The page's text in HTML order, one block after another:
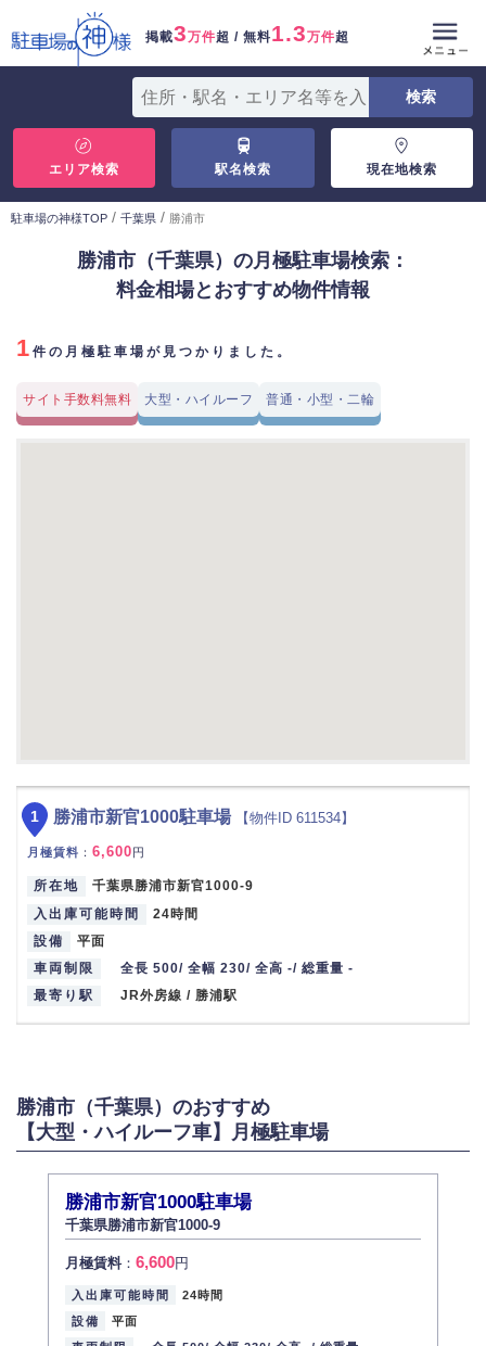
掲載3万件超 / 無料1.3万件超
エリア検索 駅名検索 現在地検索
駐車場の神様TOP / 千葉県 / 勝浦市
勝浦市（千葉県）の月極駐車場検索：
料金相場とおすすめ物件情報
1 件の月極駐車場が見つかりました。
サイト手数料無料 大型・ハイルーフ 普通・小型・二輪
勝浦市新官1000駐車場 【物件ID 611534】
月極賃料 ： 6,600円
所在地
千葉県勝浦市新官1000-9
入出庫可能時間
24時間
設備
平面
車両制限
全長 500/ 全幅 230/ 全高 -/ 総重量 -
最寄り駅
JR外房線 / 勝浦駅
1
勝浦市（千葉県）のおすすめ
【大型・ハイルーフ車】月極駐車場
勝浦市新官1000駐車場
千葉県勝浦市新官1000-9
月極賃料： 6,600円
入出庫可能時間
24時間
設備
平面